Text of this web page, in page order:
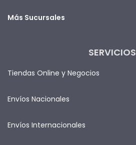
Más Sucursales
SERVICIOS
Tiendas Online y Negocios
Envíos Nacionales
Envíos Internacionales